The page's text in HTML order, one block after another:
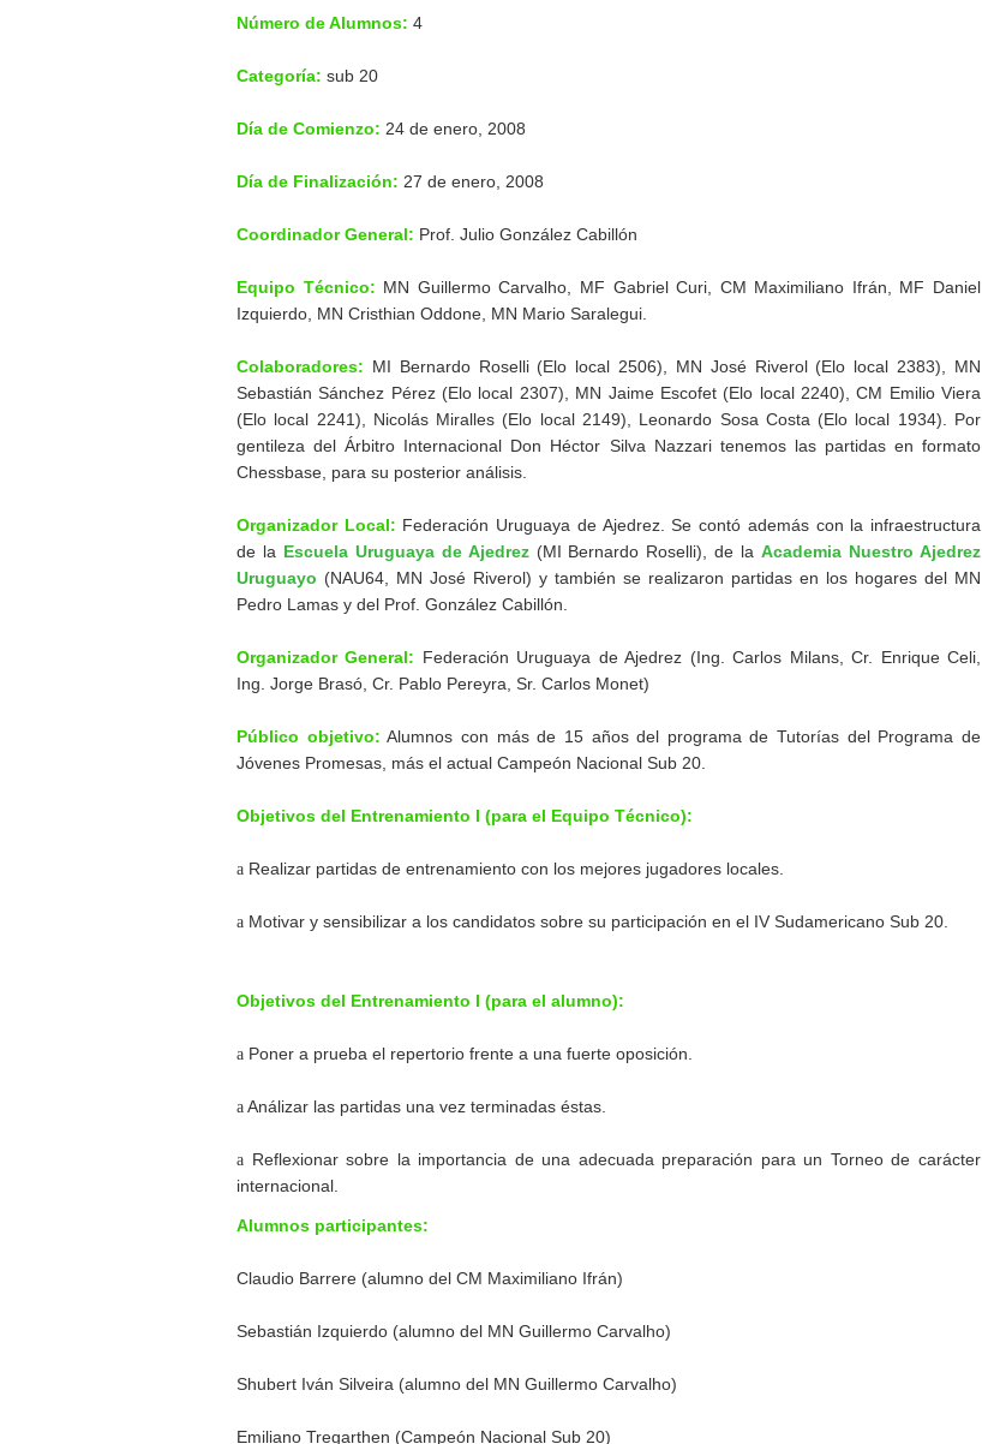
Número de Alumnos: 4
Categoría: sub 20
Día de Comienzo: 24 de enero, 2008
Día de Finalización: 27 de enero, 2008
Coordinador General: Prof. Julio González Cabillón
Equipo Técnico: MN Guillermo Carvalho, MF Gabriel Curi, CM Maximiliano Ifrán, MF Daniel
Izquierdo, MN Cristhian Oddone, MN Mario Saralegui.
Colaboradores: MI Bernardo Roselli (Elo local 2506), MN José Riverol (Elo local 2383), MN
Sebastián Sánchez Pérez (Elo local 2307), MN Jaime Escofet (Elo local 2240), CM Emilio Viera
(Elo local 2241), Nicolás Miralles (Elo local 2149), Leonardo Sosa Costa (Elo local 1934). Por
gentileza del Árbitro Internacional Don Héctor Silva Nazzari tenemos las partidas en formato
Chessbase, para su posterior análisis.
Organizador Local: Federación Uruguaya de Ajedrez. Se contó además con la infraestructura
de la Escuela Uruguaya de Ajedrez(MI Bernardo Roselli), de laAcademia Nuestro Ajedrez
Uruguayo (NAU64, MN José Riverol) y también se realizaron partidas en los hogares del MN
Pedro Lamas y del Prof. González Cabillón.
Organizador General: Federación Uruguaya de Ajedrez (Ing. Carlos Milans, Cr. Enrique Celi,
Ing. Jorge Brasó, Cr. Pablo Pereyra, Sr. Carlos Monet)
Público objetivo: Alumnos con más de 15 años del programa de Tutorías del Programa de
Jóvenes Promesas, más el actual Campeón Nacional Sub 20.
Objetivos del Entrenamiento I (para el Equipo Técnico):
a Realizar partidas de entrenamiento con los mejores jugadores locales.
a Motivar y sensibilizar a los candidatos sobre su participación en el IV Sudamericano Sub 20.
Objetivos del Entrenamiento I (para el alumno):
a Poner a prueba el repertorio frente a una fuerte oposición.
aAnálizar las partidas una vez terminadas éstas.
a Reflexionar sobre la importancia de una adecuada preparación para un Torneo de carácter
internacional.
Alumnos participantes:
Claudio Barrere (alumno del CM Maximiliano Ifrán)
Sebastián Izquierdo (alumno del MN Guillermo Carvalho)
Shubert Iván Silveira (alumno del MN Guillermo Carvalho)
Emiliano Tregarthen (Campeón Nacional Sub 20)